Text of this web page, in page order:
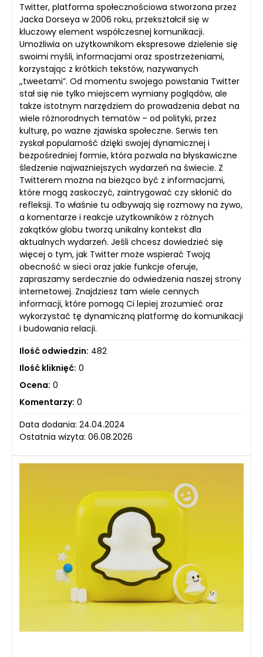
Twitter, platforma społecznościowa stworzona przez
Jacka Dorseya w 2006 roku, przekształcił się w
kluczowy element współczesnej komunikacji.
Umożliwia on użytkownikom ekspresowe dzielenie się
swoimi myśli, informacjami oraz spostrzeżeniami,
korzystając z krótkich tekstów, nazywanych
„tweetami”. Od momentu swojego powstania Twitter
stał się nie tylko miejscem wymiany poglądów, ale
także istotnym narzędziem do prowadzenia debat na
wiele różnorodnych tematów – od polityki, przez
kulturę, po ważne zjawiska społeczne. Serwis ten
zyskał popularność dzięki swojej dynamicznej i
bezpośredniej formie, która pozwala na błyskawiczne
śledzenie najważniejszych wydarzeń na świecie. Z
Twitterem można na bieżąco być z informacjami,
które mogą zaskoczyć, zaintrygować czy skłonić do
refleksji. To właśnie tu odbywają się rozmowy na żywo,
a komentarze i reakcje użytkowników z różnych
zakątków globu tworzą unikalny kontekst dla
aktualnych wydarzeń. Jeśli chcesz dowiedzieć się
więcej o tym, jak Twitter może wspierać Twoją
obecność w sieci oraz jakie funkcje oferuje,
zapraszamy serdecznie do odwiedzenia naszej strony
internetowej. Znajdziesz tam wiele cennych
informacji, które pomogą Ci lepiej zrozumieć oraz
wykorzystać tę dynamiczną platformę do komunikacji
i budowania relacji.
Ilość odwiedzin: 482
Ilość kliknięć: 0
Ocena: 0
Komentarzy: 0
Data dodania: 24.04.2024
Ostatnia wizyta: 06.08.2026